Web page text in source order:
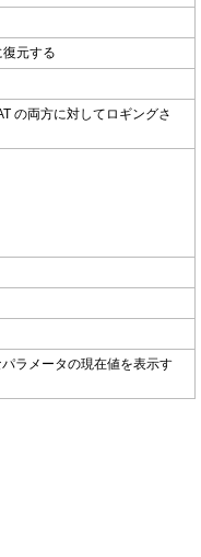
元する
の両方に対してロギングさ
ラメータの現在値を表示す